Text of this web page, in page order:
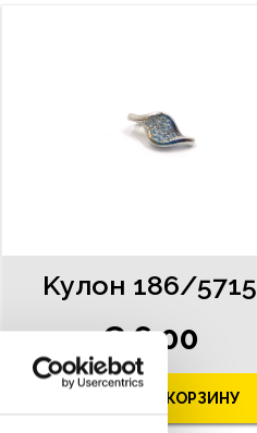
Kyлoн 186/5715
€ 6.00
ДОБАВИТЬ В КОРЗИНУ